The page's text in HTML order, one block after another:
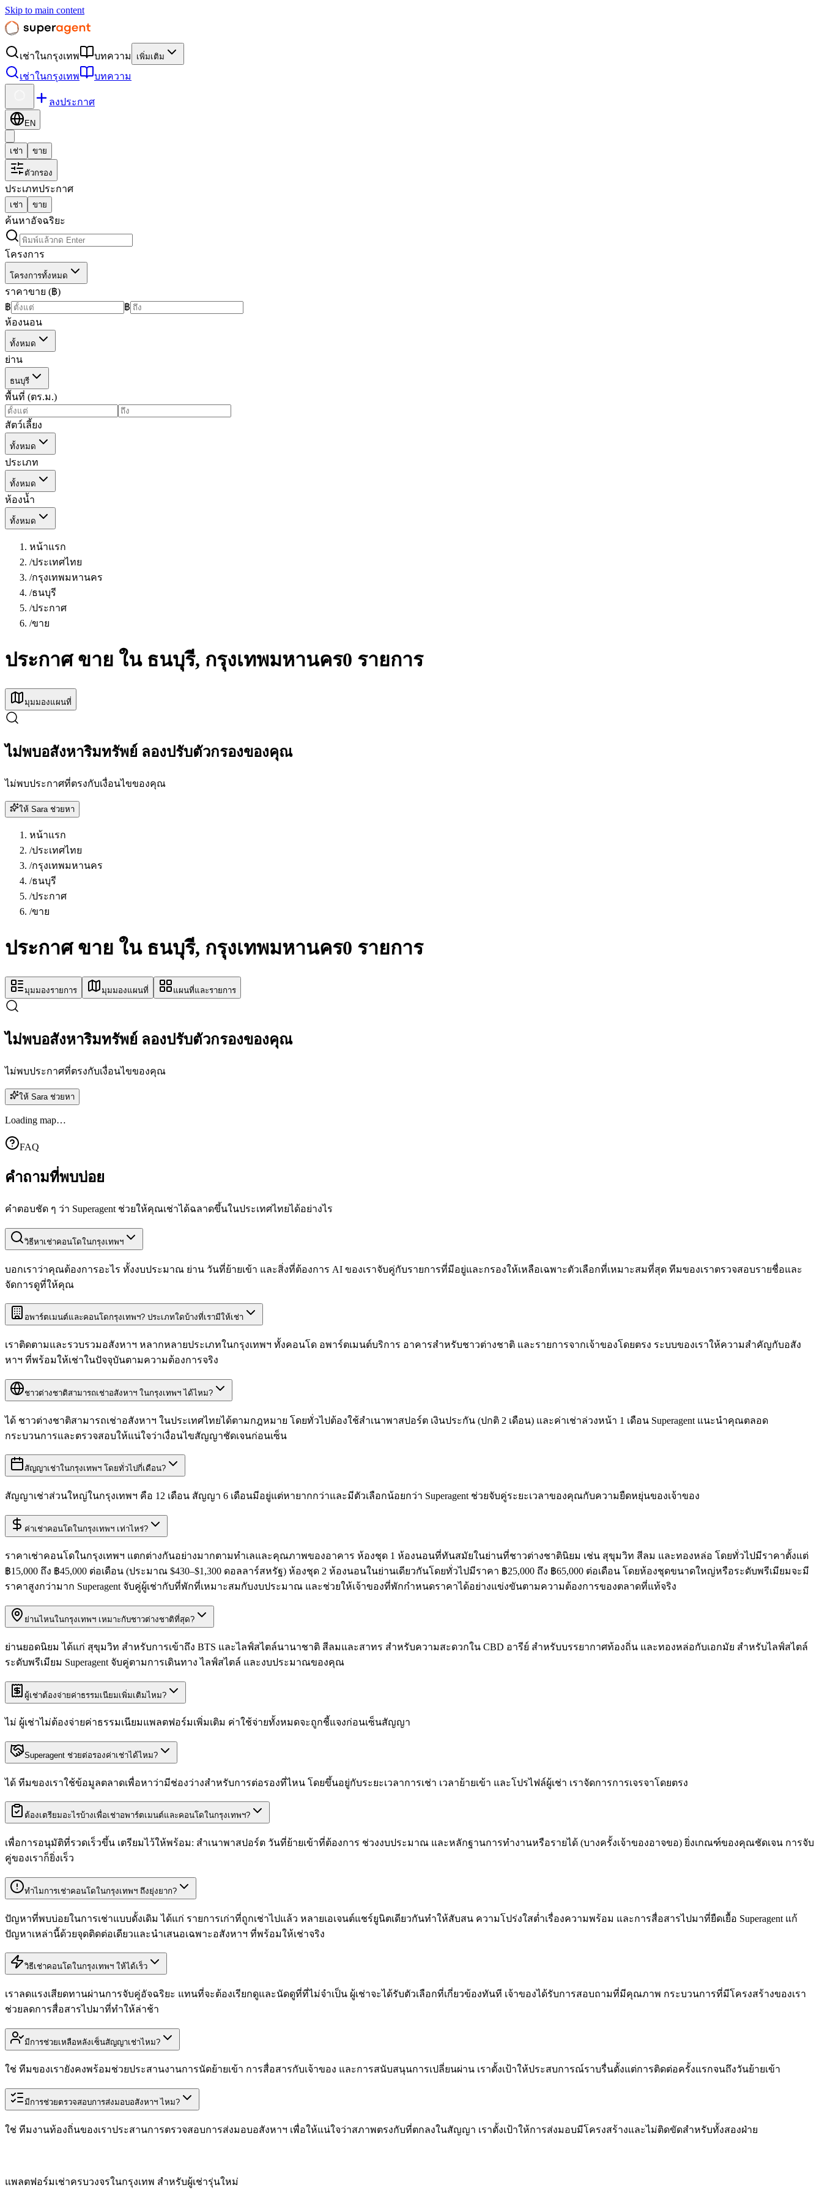
Skip to main content
เช่าในกรุงเทพ บทความ เพิ่มเติม
เช่าในกรุงเทพ บทความ
ลงประกาศ
EN
เช่า ขาย
ตัวกรอง
ประเภทประกาศ
เช่า ขาย
ค้นหาอัจฉริยะ
โครงการ
โครงการทั้งหมด
ราคาขาย (฿)
฿
฿
ห้องนอน
ทั้งหมด
ย่าน
ธนบุรี
พื้นที่ (ตร.ม.)
สัตว์เลี้ยง
ทั้งหมด
ประเภท
ทั้งหมด
ห้องน้ำ
ทั้งหมด
หน้าแรก
/ประเทศไทย
/กรุงเทพมหานคร
/ธนบุรี
/ประกาศ
/ขาย
ประกาศ ขาย ใน ธนบุรี, กรุงเทพมหานคร0 รายการ
มุมมองแผนที่
ไม่พบอสังหาริมทรัพย์ ลองปรับตัวกรองของคุณ
ไม่พบประกาศที่ตรงกับเงื่อนไขของคุณ
ให้ Sara ช่วยหา
หน้าแรก
/ประเทศไทย
/กรุงเทพมหานคร
/ธนบุรี
/ประกาศ
/ขาย
ประกาศ ขาย ใน ธนบุรี, กรุงเทพมหานคร0 รายการ
มุมมองรายการ มุมมองแผนที่ แผนที่และรายการ
ไม่พบอสังหาริมทรัพย์ ลองปรับตัวกรองของคุณ
ไม่พบประกาศที่ตรงกับเงื่อนไขของคุณ
ให้ Sara ช่วยหา
Loading map…
FAQ
คำถามที่พบบ่อย
คำตอบชัด ๆ ว่า Superagent ช่วยให้คุณเช่าได้ฉลาดขึ้นในประเทศไทยได้อย่างไร
วิธีหาเช่าคอนโดในกรุงเทพฯ
บอกเราว่าคุณต้องการอะไร ทั้งงบประมาณ ย่าน วันที่ย้ายเข้า และสิ่งที่ต้องการ AI ของเราจับคู่กับรายการที่มีอยู่และกรองให้เหลือเฉพาะตัวเลือกที่เหมาะสมที่สุด ทีมของเราตรวจสอบรายชื่อและ
จัดการดูที่ให้คุณ
อพาร์ตเมนต์และคอนโดกรุงเทพฯ? ประเภทใดบ้างที่เรามีให้เช่า
เราติดตามและรวบรวมอสังหาฯ หลากหลายประเภทในกรุงเทพฯ ทั้งคอนโด อพาร์ตเมนต์บริการ อาคารสำหรับชาวต่างชาติ และรายการจากเจ้าของโดยตรง ระบบของเราให้ความสำคัญกับอสัง
หาฯ ที่พร้อมให้เช่าในปัจจุบันตามความต้องการจริง
ชาวต่างชาติสามารถเช่าอสังหาฯ ในกรุงเทพฯ ได้ไหม?
ได้ ชาวต่างชาติสามารถเช่าอสังหาฯ ในประเทศไทยได้ตามกฎหมาย โดยทั่วไปต้องใช้สำเนาพาสปอร์ต เงินประกัน (ปกติ 2 เดือน) และค่าเช่าล่วงหน้า 1 เดือน Superagent แนะนำคุณตลอด
กระบวนการและตรวจสอบให้แน่ใจว่าเงื่อนไขสัญญาชัดเจนก่อนเซ็น
สัญญาเช่าในกรุงเทพฯ โดยทั่วไปกี่เดือน?
สัญญาเช่าส่วนใหญ่ในกรุงเทพฯ คือ 12 เดือน สัญญา 6 เดือนมีอยู่แต่หายากกว่าและมีตัวเลือกน้อยกว่า Superagent ช่วยจับคู่ระยะเวลาของคุณกับความยืดหยุ่นของเจ้าของ
ค่าเช่าคอนโดในกรุงเทพฯ เท่าไหร่?
ราคาเช่าคอนโดในกรุงเทพฯ แตกต่างกันอย่างมากตามทำเลและคุณภาพของอาคาร ห้องชุด 1 ห้องนอนที่ทันสมัยในย่านที่ชาวต่างชาตินิยม เช่น สุขุมวิท สีลม และทองหล่อ โดยทั่วไปมีราคาตั้งแต่
฿15,000 ถึง ฿45,000 ต่อเดือน (ประมาณ $430–$1,300 ดอลลาร์สหรัฐ) ห้องชุด 2 ห้องนอนในย่านเดียวกันโดยทั่วไปมีราคา ฿25,000 ถึง ฿65,000 ต่อเดือน โดยห้องชุดขนาดใหญ่หรือระดับพรีเมียมจะมี
ราคาสูงกว่ามาก Superagent จับคู่ผู้เช่ากับที่พักที่เหมาะสมกับงบประมาณ และช่วยให้เจ้าของที่พักกำหนดราคาได้อย่างแข่งขันตามความต้องการของตลาดที่แท้จริง
ย่านไหนในกรุงเทพฯ เหมาะกับชาวต่างชาติที่สุด?
ย่านยอดนิยม ได้แก่ สุขุมวิท สำหรับการเข้าถึง BTS และไลฟ์สไตล์นานาชาติ สีลมและสาทร สำหรับความสะดวกใน CBD อารีย์ สำหรับบรรยากาศท้องถิ่น และทองหล่อกับเอกมัย สำหรับไลฟ์สไตล์
ระดับพรีเมียม Superagent จับคู่ตามการเดินทาง ไลฟ์สไตล์ และงบประมาณของคุณ
ผู้เช่าต้องจ่ายค่าธรรมเนียมเพิ่มเติมไหม?
ไม่ ผู้เช่าไม่ต้องจ่ายค่าธรรมเนียมแพลตฟอร์มเพิ่มเติม ค่าใช้จ่ายทั้งหมดจะถูกชี้แจงก่อนเซ็นสัญญา
Superagent ช่วยต่อรองค่าเช่าได้ไหม?
ได้ ทีมของเราใช้ข้อมูลตลาดเพื่อหาว่ามีช่องว่างสำหรับการต่อรองที่ไหน โดยขึ้นอยู่กับระยะเวลาการเช่า เวลาย้ายเข้า และโปรไฟล์ผู้เช่า เราจัดการการเจรจาโดยตรง
ต้องเตรียมอะไรบ้างเพื่อเช่าอพาร์ตเมนต์และคอนโดในกรุงเทพฯ?
เพื่อการอนุมัติที่รวดเร็วขึ้น เตรียมไว้ให้พร้อม: สำเนาพาสปอร์ต วันที่ย้ายเข้าที่ต้องการ ช่วงงบประมาณ และหลักฐานการทำงานหรือรายได้ (บางครั้งเจ้าของอาจขอ) ยิ่งเกณฑ์ของคุณชัดเจน การจับ
คู่ของเราก็ยิ่งเร็ว
ทำไมการเช่าคอนโดในกรุงเทพฯ ถึงยุ่งยาก?
ปัญหาที่พบบ่อยในการเช่าแบบดั้งเดิม ได้แก่ รายการเก่าที่ถูกเช่าไปแล้ว หลายเอเจนต์แชร์ยูนิตเดียวกันทำให้สับสน ความโปร่งใสต่ำเรื่องความพร้อม และการสื่อสารไปมาที่ยืดเยื้อ Superagent แก้
ปัญหาเหล่านี้ด้วยจุดติดต่อเดียวและนำเสนอเฉพาะอสังหาฯ ที่พร้อมให้เช่าจริง
วิธีเช่าคอนโดในกรุงเทพฯ ให้ได้เร็ว
เราลดแรงเสียดทานผ่านการจับคู่อัจฉริยะ แทนที่จะต้องเรียกดูและนัดดูที่ที่ไม่จำเป็น ผู้เช่าจะได้รับตัวเลือกที่เกี่ยวข้องทันที เจ้าของได้รับการสอบถามที่มีคุณภาพ กระบวนการที่มีโครงสร้างของเรา
ช่วยลดการสื่อสารไปมาที่ทำให้ล่าช้า
มีการช่วยเหลือหลังเซ็นสัญญาเช่าไหม?
ใช่ ทีมของเรายังคงพร้อมช่วยประสานงานการนัดย้ายเข้า การสื่อสารกับเจ้าของ และการสนับสนุนการเปลี่ยนผ่าน เราตั้งเป้าให้ประสบการณ์ราบรื่นตั้งแต่การติดต่อครั้งแรกจนถึงวันย้ายเข้า
มีการช่วยตรวจสอบการส่งมอบอสังหาฯ ไหม?
ใช่ ทีมงานท้องถิ่นของเราประสานการตรวจสอบการส่งมอบอสังหาฯ เพื่อให้แน่ใจว่าสภาพตรงกับที่ตกลงในสัญญา เราตั้งเป้าให้การส่งมอบมีโครงสร้างและไม่ติดขัดสำหรับทั้งสองฝ่าย
แพลตฟอร์มเช่าครบวงจรในกรุงเทพ สำหรับผู้เช่ารุ่นใหม่